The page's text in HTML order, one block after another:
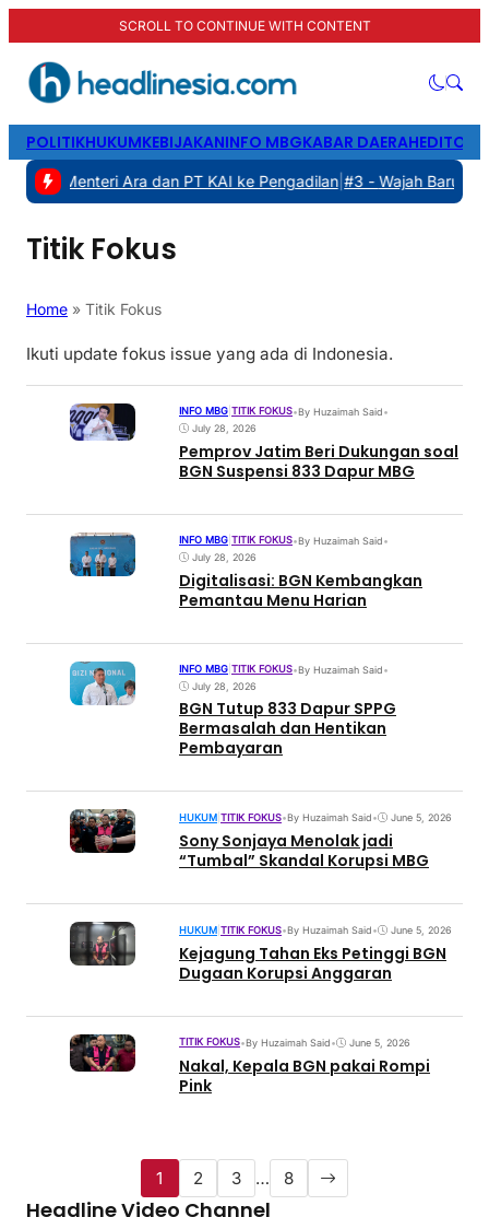
SCROLL TO CONTINUE WITH CONTENT
POLITIKHUKUMKEBIJAKANINFO MBGKABAR DAERAH
Menteri Ara dan PT KAI ke Pengadilan|#3 -Wajah Baru
Titik Fokus
Home » Titik Fokus
Ikuti update fokus issue yang ada di Indonesia.
INFO MBG TITIK FOKUS•By Huzaimah Said•
July 28, 2026
Pemprov Jatim Beri Dukungan soal
BGN Suspensi 833 Dapur MBG
INFO MBG TITIK FOKUS•By Huzaimah Said•
July 28, 2026
Digitalisasi: BGN Kembangkan
Pemantau Menu Harian
INFO MBG TITIK FOKUS•By Huzaimah Said•
July 28, 2026
BGN Tutup 833 Dapur SPPG
Bermasalah dan Hentikan
Pembayaran
HUKUM TITIK FOKUS•By Huzaimah Said• June 5, 2026
Sony Sonjaya Menolak jadi
“Tumbal” Skandal Korupsi MBG
HUKUM TITIK FOKUS•By Huzaimah Said• June 5, 2026
Kejagung Tahan Eks Petinggi BGN
Dugaan Korupsi Anggaran
TITIK FOKUS•By Huzaimah Said• June 5, 2026
Nakal, Kepala BGN pakai Rompi
Pink
1 2 3 … 8
Headline Video Channel